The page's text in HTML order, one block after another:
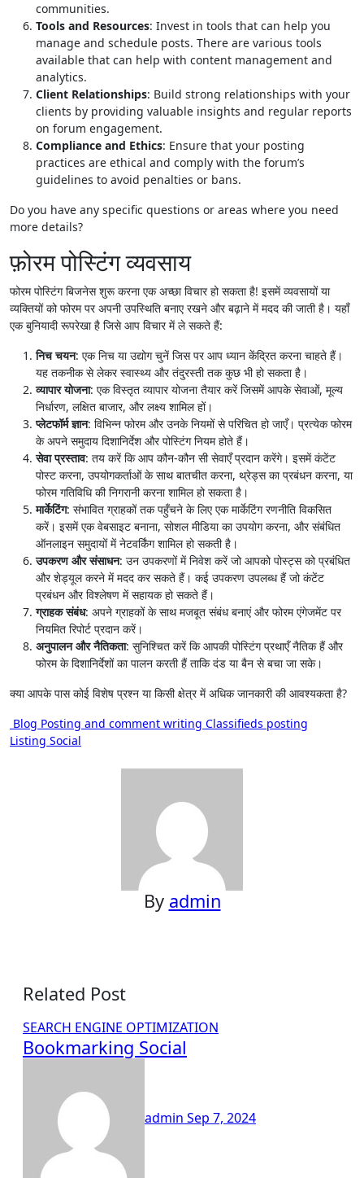
communities.
Tools and Resources: Invest in tools that can help you
manage and schedule posts. There are various tools
available that can help with content management and
analytics.
Client Relationships: Build strong relationships with your
clients by providing valuable insights and regular reports
on forum engagement.
Compliance and Ethics: Ensure that your posting
practices are ethical and comply with the forum’s
guidelines to avoid penalties or bans.
Do you have any specific questions or areas where you need
more details?
फ़ोरम पोस्टिंग व्यवसाय
फोरम पोस्टिंग बिजनेस शुरू करना एक अच्छा विचार हो सकता है! इसमें व्यवसायों या
व्यक्तियों को फोरम पर अपनी उपस्थिति बनाए रखने और बढ़ाने में मदद की जाती है। यहाँ
एक बुनियादी रूपरेखा है जिसे आप विचार में ले सकते हैं:
निच चयन: एक निच या उद्योग चुनें जिस पर आप ध्यान केंद्रित करना चाहते हैं।
यह तकनीक से लेकर स्वास्थ्य और तंदुरस्ती तक कुछ भी हो सकता है।
व्यापार योजना: एक विस्तृत व्यापार योजना तैयार करें जिसमें आपके सेवाओं, मूल्य
निर्धारण, लक्षित बाजार, और लक्ष्य शामिल हों।
प्लेटफॉर्म ज्ञान: विभिन्न फोरम और उनके नियमों से परिचित हो जाएँ। प्रत्येक फोरम
के अपने समुदाय दिशानिर्देश और पोस्टिंग नियम होते हैं।
सेवा प्रस्ताव: तय करें कि आप कौन-कौन सी सेवाएँ प्रदान करेंगे। इसमें कंटेंट
पोस्ट करना, उपयोगकर्ताओं के साथ बातचीत करना, थ्रेड्स का प्रबंधन करना, या
फोरम गतिविधि की निगरानी करना शामिल हो सकता है।
मार्केटिंग: संभावित ग्राहकों तक पहुँचने के लिए एक मार्केटिंग रणनीति विकसित
करें। इसमें एक वेबसाइट बनाना, सोशल मीडिया का उपयोग करना, और संबंधित
ऑनलाइन समुदायों में नेटवर्किंग शामिल हो सकती है।
उपकरण और संसाधन: उन उपकरणों में निवेश करें जो आपको पोस्ट्स को प्रबंधित
और शेड्यूल करने में मदद कर सकते हैं। कई उपकरण उपलब्ध हैं जो कंटेंट
प्रबंधन और विश्लेषण में सहायक हो सकते हैं।
ग्राहक संबंध: अपने ग्राहकों के साथ मजबूत संबंध बनाएं और फोरम एंगेजमेंट पर
नियमित रिपोर्ट प्रदान करें।
अनुपालन और नैतिकता: सुनिश्चित करें कि आपकी पोस्टिंग प्रथाएँ नैतिक हैं और
फोरम के दिशानिर्देशों का पालन करती हैं ताकि दंड या बैन से बचा जा सके।
क्या आपके पास कोई विशेष प्रश्न या किसी क्षेत्र में अधिक जानकारी की आवश्यकता है?
Post
navigation
Blog Posting and comment writing Classifieds posting
Listing Social
By admin
Related Post
SEARCH ENGINE OPTIMIZATION
Bookmarking Social
admin Sep 7, 2024